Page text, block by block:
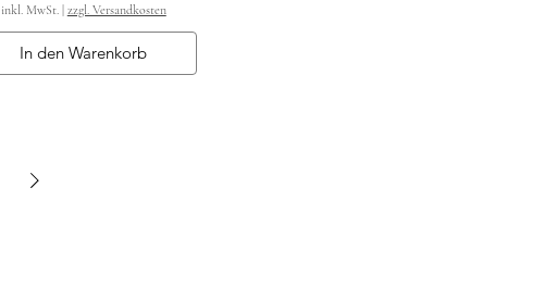
inkl. MwSt.| zzgl. Versandkosten
In den Warenkorb